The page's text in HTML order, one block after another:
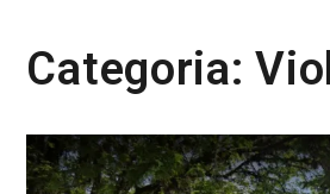
Categoria: